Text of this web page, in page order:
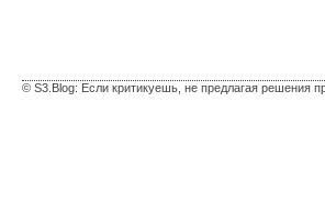
© S3.Blog: Если критикуешь, не предлагая решения